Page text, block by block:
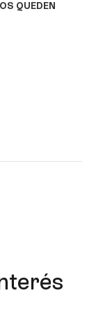
QUEDEN